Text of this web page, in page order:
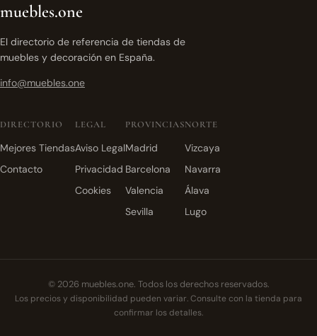
muebles.one
El directorio de referencia de tiendas de
muebles y decoración en España.
info@muebles.one
DIRECTORIO
Mejores Tiendas
Contacto
LEGAL
Aviso Legal
Privacidad
Cookies
PROVINCIAS
Madrid
Barcelona
Valencia
Sevilla
NORTE
Vizcaya
Navarra
Álava
Lugo
© 2026 muebles.one. Todos los derechos reservados.
Los precios y disponibilidad pueden variar. Consulte con la tienda para
confirmar los detalles.